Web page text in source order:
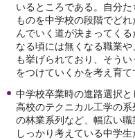
いるところである。自分
ものを中学校の段階でど
んでいく道が決まってく
なる頃には無くなる職業
も挙げられており、そう
をつけていくかを考え育て
中学校卒業時の進路選択
高校のテクニカル工学の
の林業系列など、幅広い
しっかり考えている中学